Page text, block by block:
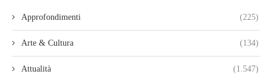
Approfondimenti (225)
Arte & Cultura (134)
Attualità (1.547)